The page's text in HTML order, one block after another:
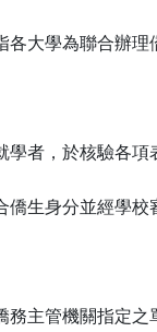
各大學為聯合辦理
學者，於核驗各項
僑生身分並經學校
務主管機關指定之